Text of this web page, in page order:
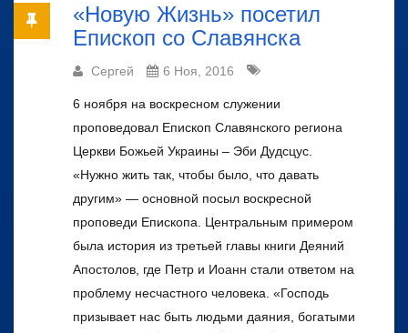
«Новую Жизнь» посетил
Епископ со Славянска
Сергей 6 Ноя, 2016
6 ноября на воскресном служении
проповедовал Епископ Славянского региона
Церкви Божьей Украины – Эби Дудсцус.
«Нужно жить так, чтобы было, что давать
другим» — основной посыл воскресной
проповеди Епископа. Центральным примером
была история из третьей главы книги Деяний
Апостолов, где Петр и Иоанн стали ответом на
проблему несчастного человека. «Господь
призывает нас быть людьми даяния, богатыми